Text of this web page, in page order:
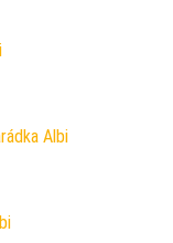
699 Kč.
Albi